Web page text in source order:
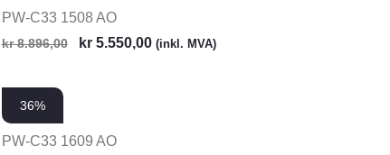
PW-C33 1508 AO
kr8.896,00 kr5.550,00 (inkl. MVA)
36%
PW-C33 1609 AO